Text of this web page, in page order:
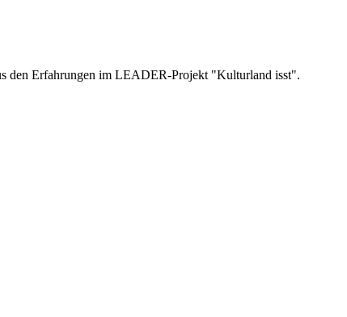
den Erfahrungen im LEADER-Projekt "Kulturland isst".